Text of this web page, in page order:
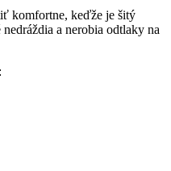
komfortne, keďže je šitý
a nerobia odtlaky na